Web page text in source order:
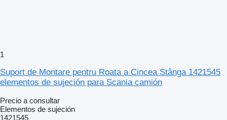
1
Suport de Montare pentru Roata a Cincea Stânga 1421545
elementos de sujeción para Scania camión
Precio a consultar
Elementos de sujeción
1421545